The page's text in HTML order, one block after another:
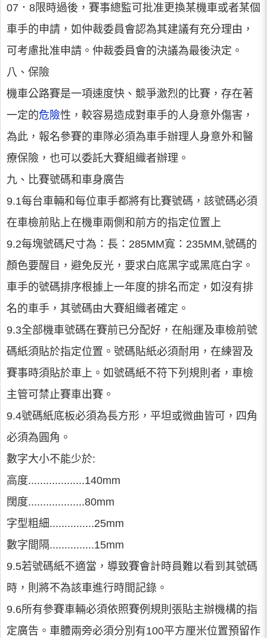
07．8限時過後，賽事總監可批准更換某機車或者某個
車手的申請，如仲裁委員會認為其建議有充分理由，
可考慮批准申請。仲裁委員會的決議為最後決定。
八、保險
機車公路賽是一項速度快、競爭激烈的比賽，存在著
一定的危險性，較容易造成對車手的人身意外傷害，
為此，報名參賽的車隊必須為車手辦理人身意外和醫
療保險，也可以委託大賽組織者辦理。
九、比賽號碼和車身廣告
9.1每台車輛和每位車手都將有比賽號碼，該號碼必須
在車檢前貼上在機車兩側和前方的指定位置上
9.2每塊號碼尺寸為：長：285MM寬：235MM,號碼的
顏色要醒目，避免反光，要求白底黑字或黑底白字。
車手的號碼排序根據上一年度的排名而定，如沒有排
名的車手，其號碼由大賽組織者確定。
9.3全部機車號碼在賽前已分配好，在船運及車檢前號
碼紙須貼於指定位置。號碼貼紙必須耐用，在練習及
賽事時須貼於車上。如號碼紙不符下列規則者，車檢
主管可禁止賽車出賽。
9.4號碼紙底板必須為長方形，平坦或微曲皆可，四角
必須為圓角。
數字大小不能少於:
高度...................140mm
闊度...................80mm
字型粗細...............25mm
數字間隔...............15mm
9.5若號碼紙不適當，導致賽會計時員難以看到其號碼
時，則將不為該車進行時間記錄。
9.6所有參賽車輛必須依照賽例規則張貼主辦機構的指
定廣告。車體兩旁必須分別有100平方厘米位置預留作